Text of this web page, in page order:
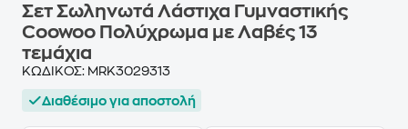
Σετ Σωληνωτά Λάστιχα Γυμναστικής
Coowoo Πολύχρωμα με Λαβές 13
τεμάχια
ΚΩΔΙΚΟΣ: MRK3029313
Διαθέσιμο για αποστολή